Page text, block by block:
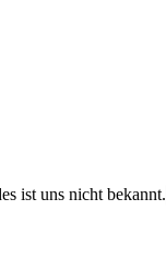
ist uns nicht bekannt.